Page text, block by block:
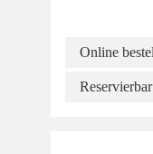
Online
Reservierbar